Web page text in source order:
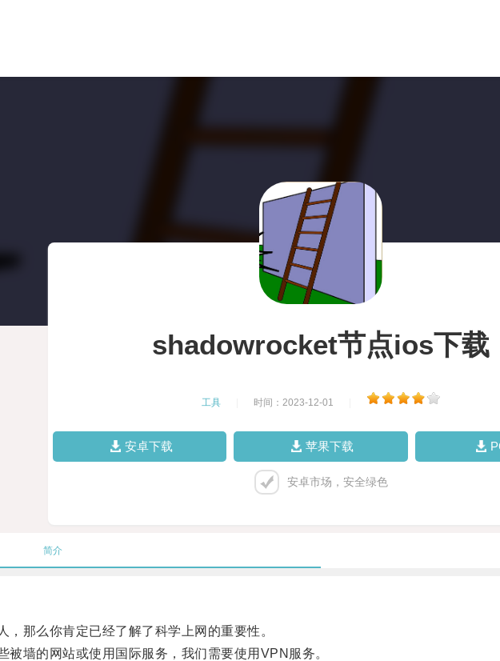
shadowrocket节点ios下载
工具 时间：2023-12-01
安卓下载 苹果下载
安卓市场，安全绿色
简介
那么你肯定已经了解了科学上网的重要性。
墙的网站或使用国际服务，我们需要使用VPN服务。